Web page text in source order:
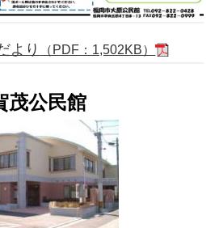
より （PDF：1,502KB）
茂公民館